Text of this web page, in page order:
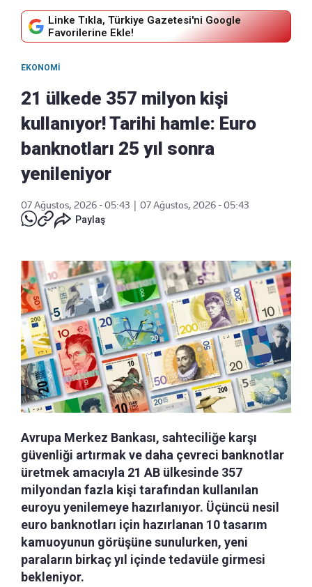
Linke Tıkla, Türkiye Gazetesi'ni Google
Favorilerine Ekle!
EKONOMI
21 ülkede 357 milyon kişi
kullanıyor! Tarihi hamle: Euro
banknotları 25 yıl sonra
yenileniyor
07 Ağustos, 2026 - 05:43
07 Ağustos, 2026 - 05:43
Paylaş
Avrupa Merkez Bankası, sahteciliğe karşı
güvenliği artırmak ve daha çevreci banknotlar
üretmek amacıyla 21 AB ülkesinde 357
milyondan fazla kişi tarafından kullanılan
euroyu yenilemeye hazırlanıyor. Üçüncü nesil
euro banknotları için hazırlanan 10 tasarım
kamuoyunun görüşüne sunulurken, yeni
paraların birkaç yıl içinde tedavüle girmesi
bekleniyor.